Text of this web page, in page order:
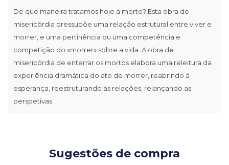
De que maneira tratamos hoje a morte? Esta obra de
misericórdia pressupõe uma relação estrutural entre viver e
morrer, e uma pertinência ou uma competência e
competição do «morrer» sobre a vida. A obra de
misericórdia de enterrar os mortos elabora uma releitura da
experiência dramática do ato de morrer, reabrindo à
esperança, reestruturando as relações, relançando as
perspetivas
Sugestões de compra